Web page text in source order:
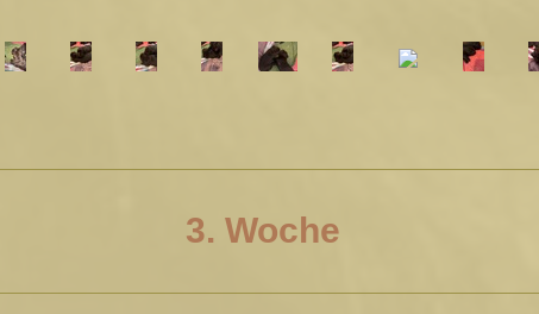
3. Woche